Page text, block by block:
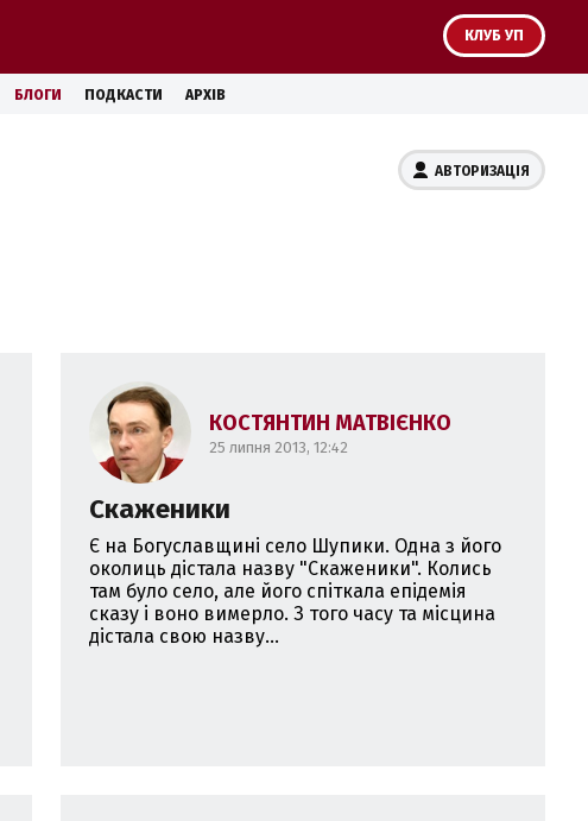
КЛУБ УП
БЛОГИ ПОДКАСТИ АРХІВ
АВТОРИЗАЦІЯ
КОСТЯНТИН МАТВІЄНКО
25 липня 2013, 12:42
Скаженики
Є на Богуславщині село Шупики. Одна з його
околиць дістала назву "Скаженики". Колись
там було село, але його спіткала епідемія
сказу і воно вимерло. З того часу та місцина
дістала свою назву...